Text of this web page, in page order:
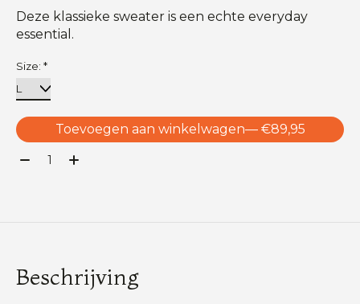
Deze klassieke sweater is een echte everyday
essential.
Size: *
Toevoegen aan winkelwagen
— €89,95
Aantal:
Beschrijving